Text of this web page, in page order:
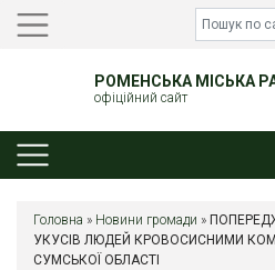
РОМЕНСЬКА МІСЬКА
офіційний сайт
Головна » Новини громади »
УКУСІВ ЛЮДЕЙ КРОВОСИСНИМИ
СУМСЬКОЇ ОБЛАСТІ